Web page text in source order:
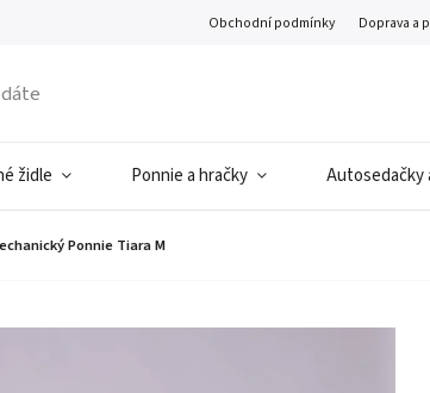
Obchodní podmínky Doprava a
židle Ponnie a hračky Autosedačky
Ponnie Tiara M